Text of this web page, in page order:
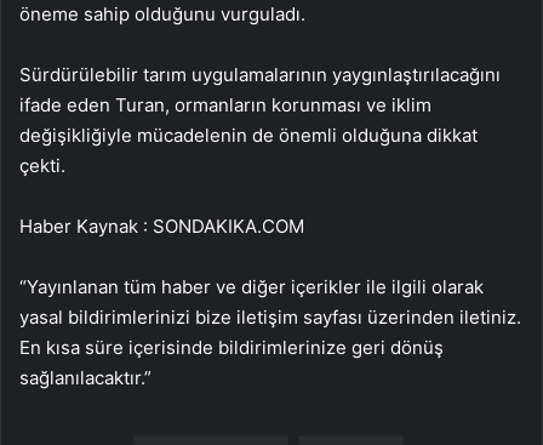
öneme sahip olduğunu vurguladı.
Sürdürülebilir tarım uygulamalarının yaygınlaştırılacağını
ifade eden Turan, ormanların korunması ve iklim
değişikliğiyle mücadelenin de önemli olduğuna dikkat
çekti.
Haber Kaynak : SONDAKIKA.COM
“Yayınlanan tüm haber ve diğer içerikler ile ilgili olarak
yasal bildirimlerinizi bize iletişim sayfası üzerinden iletiniz.
En kısa süre içerisinde bildirimlerinize geri dönüş
sağlanılacaktır.”